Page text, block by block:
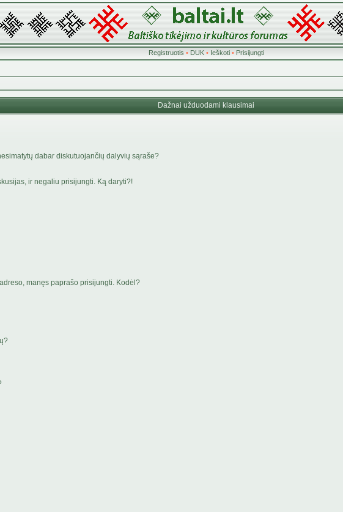
Registruotis • DUK• Ieškoti• Prisijungti
Dažnai užduodami klausimai
dabar diskutuojančių dalyvių sąraše?
ir negaliu prisijungti. Ką daryti?!
manęs paprašo prisijungti. Kodėl?